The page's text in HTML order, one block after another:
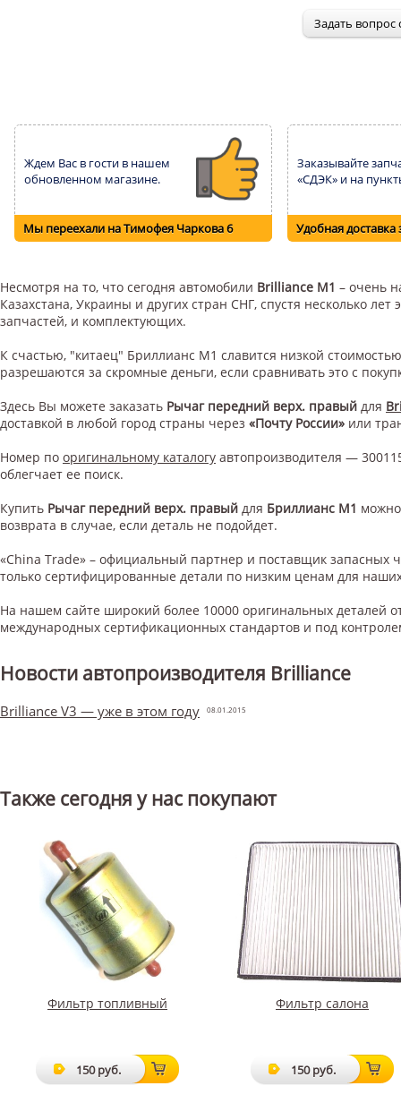
Ждем Вас в гости в нашем
обновленном магазине.
Мы переехали на Тимофея Чаркова 6
Заказывайте
«СДЭК» и на
Удобная доставка
Несмотря на то, что сегодня автомобили Brilliance M1 – очень
Казахстана, Украины и других стран СНГ, спустя несколько
запчастей, и комплектующих.
К счастью, "китаец" Бриллианс М1 славится низкой
разрешаются за скромные деньги, если сравнивать это с
Здесь Вы можете заказать Рычаг передний верх. правый для
доставкой в любой город страны через «Почту России» или
Номер по оригинальному каталогу автопроизводителя —
облегчает ее поиск.
Купить Рычаг передний верх. правый для Бриллианс М1
возврата в случае, если деталь не подойдет.
«China Trade» – официальный партнер и поставщик запасных
только сертифицированные детали по низким ценам для
На нашем сайте широкий более 10000 оригинальных деталей
международных сертификационных стандартов и под
Новости автопроизводителя Brilliance
Brilliance V3 — уже в этом году 08.01.2015
Также сегодня у нас покупают
Фильтр топливный
150 руб.
Фильтр салона
150 руб.